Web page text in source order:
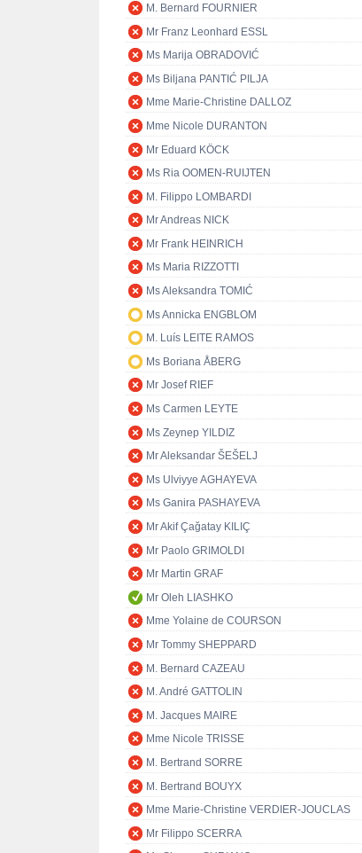
M. Bernard FOURNIER
Mr Franz Leonhard ESSL
Ms Marija OBRADOVIĆ
Ms Biljana PANTIĆ PILJA
Mme Marie-Christine DALLOZ
Mme Nicole DURANTON
Mr Eduard KÖCK
Ms Ria OOMEN-RUIJTEN
M. Filippo LOMBARDI
Mr Andreas NICK
Mr Frank HEINRICH
Ms Maria RIZZOTTI
Ms Aleksandra TOMIĆ
Ms Annicka ENGBLOM
M. Luís LEITE RAMOS
Ms Boriana ÅBERG
Mr Josef RIEF
Ms Carmen LEYTE
Ms Zeynep YILDIZ
Mr Aleksandar ŠEŠELJ
Ms Ulviyye AGHAYEVA
Ms Ganira PASHAYEVA
Mr Akif Çağatay KILIÇ
Mr Paolo GRIMOLDI
Mr Martin GRAF
Mr Oleh LIASHKO
Mme Yolaine de COURSON
Mr Tommy SHEPPARD
M. Bernard CAZEAU
M. André GATTOLIN
M. Jacques MAIRE
Mme Nicole TRISSE
M. Bertrand SORRE
M. Bertrand BOUYX
Mme Marie-Christine VERDIER-JOUCLAS
Mr Filippo SCERRA